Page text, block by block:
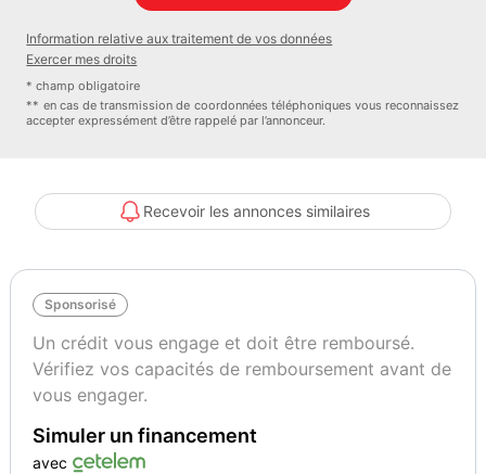
- Pack Non fumeur
- Pack Rangement
- Pack style Aluminium Mat
- Pack Style Aluminium mat
sportive, à double flux, avec embouts ovales noir brillant
Bleu
600
Vignette Crit’Air
Garantie mécanique
Information relative aux traitement de vos données
Exercer mes droits
* champ obligatoire
** en cas de transmission de coordonnées téléphoniques vous reconnaissez
accepter expressément d’être rappelé par l’annonceur.
Recevoir les annonces similaires
Sponsorisé
Un crédit vous engage et doit être remboursé.
Vérifiez vos capacités de remboursement avant de
vous engager.
Simuler un financement
avec